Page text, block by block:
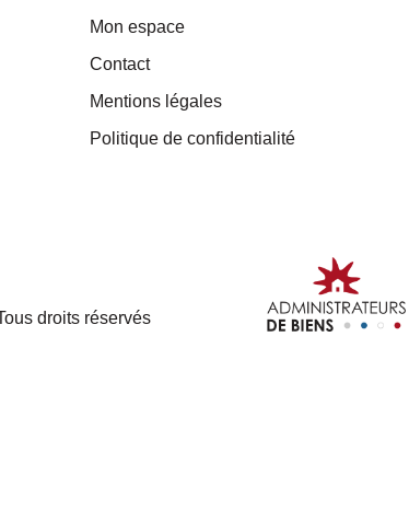
Mon espace
Contact
Mentions légales
Politique de confidentialité
droits réservés